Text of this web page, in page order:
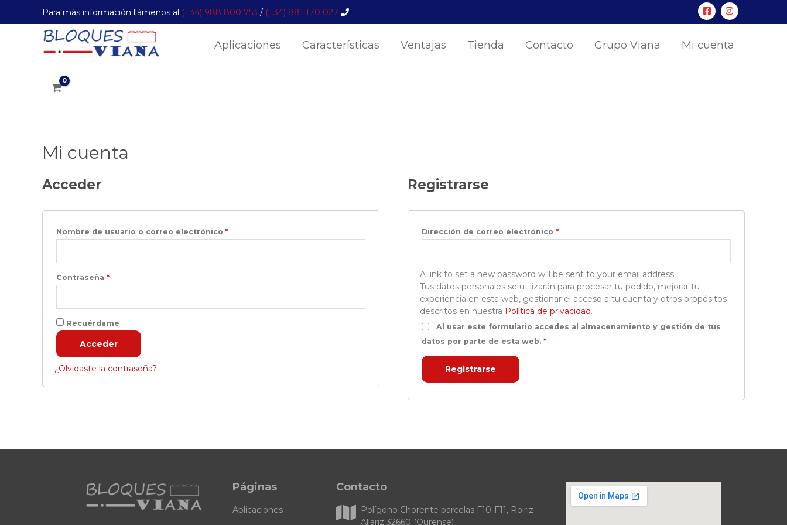
Para más información llámenos al (+34) 988 800 753 / (+34) 881 170 027
Aplicaciones Características Ventajas Tienda Contacto Grupo Viana Mi cuenta
Mi cuenta
Acceder
Nombre de usuario o correo electrónico *
Contraseña *
Recuérdame
Acceder
¿Olvidaste la contraseña?
Registrarse
Dirección de correo electrónico *
A link to set a new password will be sent to your email address.
Tus datos personales se utilizarán para procesar tu pedido, mejorar tu
experiencia en esta web, gestionar el acceso a tu cuenta y otros propósitos
descritos en nuestra Política de privacidad.
Al usar este formulario accedes al almacenamiento y gestión de tus
datos por parte de esta web. *
Registrarse
Páginas
Aplicaciones
Contacto
Polígono Chorente parcelas F10-F11, Roiriz –
Allariz 32660 (Ourense)